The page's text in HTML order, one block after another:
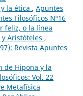
la ética , Apuntes
Filosóficos Nº16
feliz, o la línea
Aristóteles ,
Revista Apuntes
de Hipona y la
Vol. 22
Metafísica